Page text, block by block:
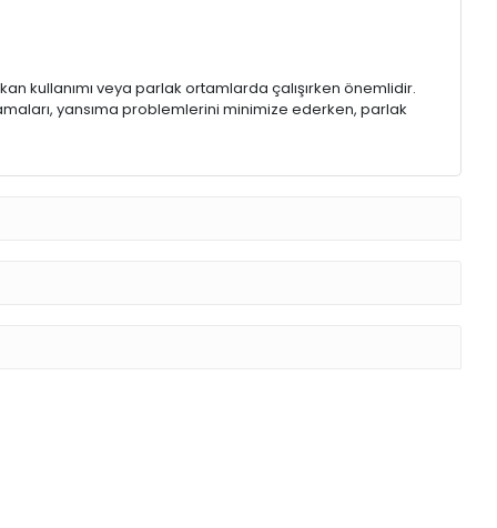
kullanımı veya parlak ortamlarda çalışırken önemlidir.
yansıma problemlerini minimize ederken, parlak